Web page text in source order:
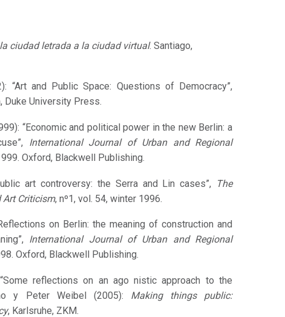
ciudad letrada a la ciudad virtual. Santiago,
“Art and Public Space: Questions of Democracy”,
Duke University Press.
“Economic and political power in the new Berlin: a
International Journal of Urban and Regional
Oxford, Blackwell Publishing.
art controversy: the Serra and Lin cases”, The
Criticism, nº1, vol. 54, winter 1996.
on Berlin: the meaning of construction and
International Journal of Urban and Regional
Oxford, Blackwell Publishing.
reflections on an ago nistic approach to the
y Peter Weibel (2005): Making things public:
, Karlsruhe, ZKM.